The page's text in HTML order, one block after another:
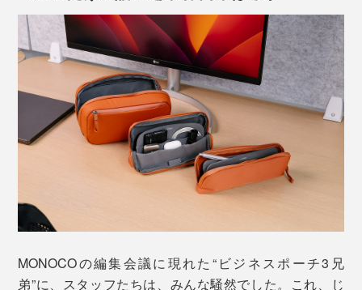
じつは、“太っ腹長男”の「2-in-1テックポーチ」とセット
になっているのも、この「デスクポーチ」です。
もともと『Orbitkey』は、工業デザイナーのチャール
ズ・イン氏と薬剤師だったレックス・クオ氏が開発・起
業しました。
MONOCOの編集会議に現れた“ビジネスポーチ3兄
弟”に、スタッフたちは、みんな騒然でした。これ、じ